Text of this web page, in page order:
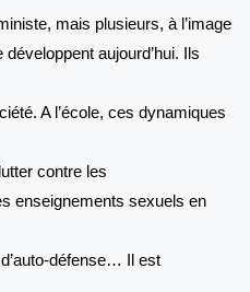
mais plusieurs, à l’image
aujourd’hui. Ils
A l’école, ces dynamiques
contre les
enseignements sexuels en
défense… Il est